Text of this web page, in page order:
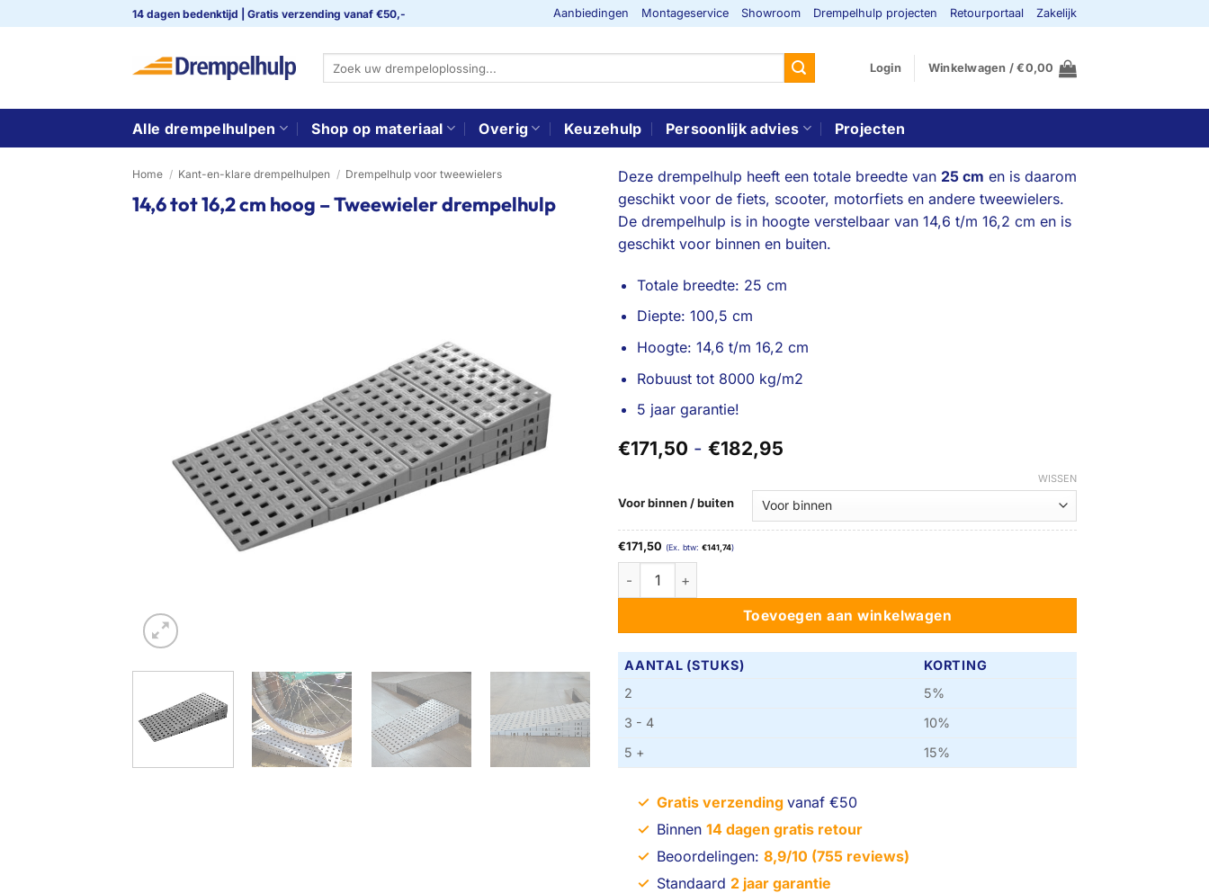
naar
14 dagen bedenktijd | Gratis verzending vanaf €50,- Aanbiedingen Montageservice Showroom Drempelhulp projecten Retourportaal Zakelijk
Login Winkelwagen /€0,00
Alle drempelhulpen Shop op materiaal Overig Keuzehulp Persoonlijk advies Projecten
Home / Kant-en-klare drempelhulpen / Drempelhulp voor tweewielers
14,6 tot 16,2 cm hoog – Tweewieler drempelhulp
Deze drempelhulp heeft een totale breedte van 25 cm en is daarom
geschikt voor de fiets, scooter, motorfiets en andere tweewielers.
De drempelhulp is in hoogte verstelbaar van 14,6 t/m 16,2 cm en is
geschikt voor binnen en buiten.
Totale breedte: 25 cm
Diepte: 100,5 cm
Hoogte: 14,6 t/m 16,2 cm
Robuust tot 8000 kg/m2
5 jaar garantie!
€171,50 - €182,95
€182,95
Voor binnen / buiten
WISSEN
€171,50 (Ex. btw: €141,74)
14,6 tot 16,2 cm hoog - Tweewieler drempelhulp aantal
Toevoegen aan winkelwagen
AANTAL (STUKS)
KORTING
2
5%
3 - 4
10%
5 +
15%
✓ Gratis verzending vanaf €50
✓ Binnen 14 dagen gratis retour
✓ Beoordelingen: 8,9/10 (755 reviews)
✓ Standaard 2 jaar garantie